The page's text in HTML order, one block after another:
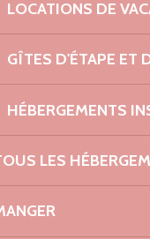
LOCATIONS DE
GÎTES D'ÉTAPE ET
HÉBERGEMENTS
LES